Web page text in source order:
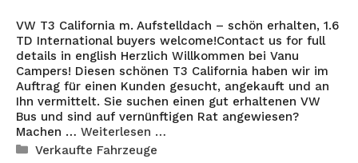
VW T3 California m. Aufstelldach – schön erhalten, 1.6
TD International buyers welcome!Contact us for full
details in english Herzlich Willkommen bei Vanu
Campers! Diesen schönen T3 California haben wir im
Auftrag für einen Kunden gesucht, angekauft und an
Ihn vermittelt. Sie suchen einen gut erhaltenen VW
Bus und sind auf vernünftigen Rat angewiesen?
Machen … Weiterlesen …
Kategorien
Verkaufte Fahrzeuge